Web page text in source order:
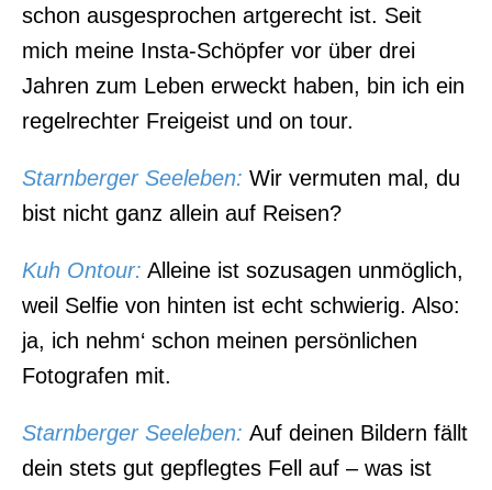
schon ausgesprochen artgerecht ist. Seit
mich meine Insta-Schöpfer vor über drei
Jahren zum Leben erweckt haben, bin ich ein
regelrechter Freigeist und on tour.
Starnberger Seeleben: Wir vermuten mal, du
bist nicht ganz allein auf Reisen?
Kuh Ontour: Alleine ist sozusagen unmöglich,
weil Selfie von hinten ist echt schwierig. Also:
ja, ich nehm‘ schon meinen persönlichen
Fotografen mit.
Starnberger Seeleben: Auf deinen Bildern fällt
dein stets gut gepflegtes Fell auf – was ist